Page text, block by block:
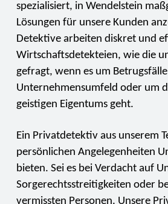
spezialisiert, in Wendelstein
Lösungen für unsere Kunden
Detektive arbeiten diskret und
Wirtschaftsdetekteien, wie die
gefragt, wenn es um
Unternehmensumfeld oder um
geistigen Eigentums geht.
Ein Privatdetektiv aus unserem
persönlichen Angelegenheiten
bieten. Sei es bei Verdacht auf
Sorgerechtsstreitigkeiten oder
vermissten Personen. Unsere